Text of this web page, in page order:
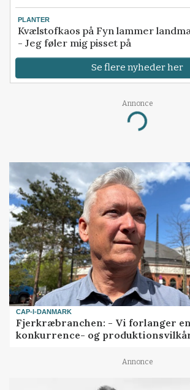
PLANTER
Kvælstofkaos på Fyn lammer
- Jeg føler mig pisset på
Se flere nyheder her
Annonce
Loading...
CAP-I-DANMARK
Fjerkræbranchen: - Vi forlanger
konkurrence- og
Annonce